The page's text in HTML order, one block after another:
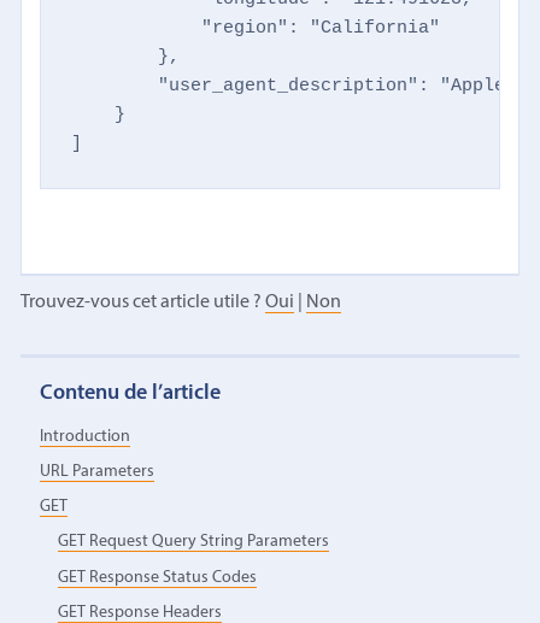
            "region": "California"
        },
"user_agent_description": "Apple
    }
]
Trouvez-vous cet article utile ? Oui Non
Contenu de l’article
Introduction
URL Parameters
GET
GET Request Query String Parameters
GET Response Status Codes
GET Response Headers